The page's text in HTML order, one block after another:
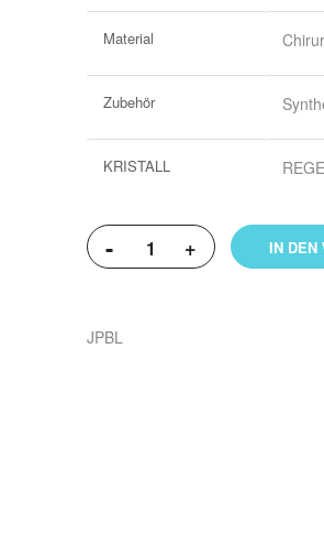
Informationen
Material
Zubehör
KRISTALL
- + IN DEN
JPBL